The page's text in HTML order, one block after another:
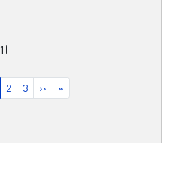
courante
Page
2 Page
3 Page suivante
›› Dernière page
»